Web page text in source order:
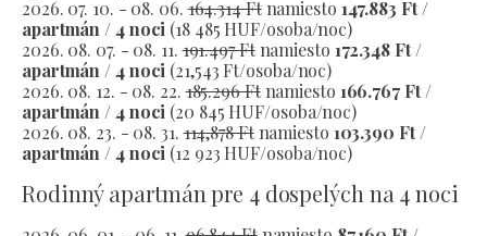
2026. 07. 10. - 08. 06.164.314 Ftnamiesto 147.883 Ft /
apartmán / 4 noci (18 485 HUF/osoba/noc)
2026. 08. 07. - 08. 11.191.497 Ftnamiesto 172.348 Ft /
apartmán / 4 noci (21,543 Ft/osoba/noc)
2026. 08. 12. - 08. 22.185.296 Ftnamiesto 166.767 Ft /
apartmán / 4 noci (20 845 HUF/osoba/noc)
2026. 08. 23. - 08. 31.114,878 Ftnamiesto 103.390 Ft /
apartmán / 4 noci (12 923 HUF/osoba/noc)
Rodinný apartmán pre 4 dospelých na 4 noci